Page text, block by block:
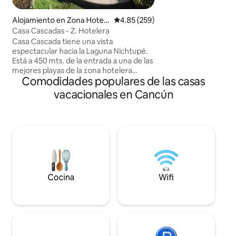
Alojamiento en Zona Hotele
ra
Calificación promedio: 4.85 de
4.85 (259)
Casa Cascadas - Z. Hotelera
Casa Cascada tiene una vista
espectacular hacia la Laguna Nichtupé.
Está a 450 mts. de la entrada a una de las
mejores playas de la zona hotelera
(cerca del Marriot, Hard Rock y Ritz). La
casa tiene terraza privada con hamaca, a
unos metros de la alberca. Hay tres
Plaza Kukulkán. El complejo cuenta con
seguridad 24/7, CCTV; un lugar de
estacionamiento.
Comodidades populares de las casas
vacacionales en Cancún
Cocina Wifi